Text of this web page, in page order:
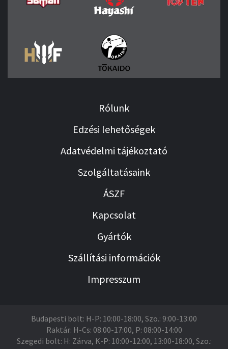
Rólunk
Edzési lehetőségek
Adatvédelmi tájékoztató
Szolgáltatásaink
ÁSZF
Kapcsolat
Gyártók
Szállítási információk
Impresszum
Budapesti bolt: H-P: 10:00-18:00, Szo.: 9:00-13:00
Raktár: H-Cs: 08:00-17:00, P: 08:00-14:00
Szegedi bolt: H: Zárva, K-P: 10:00-12:00, 13:00-18:00, Szo.: